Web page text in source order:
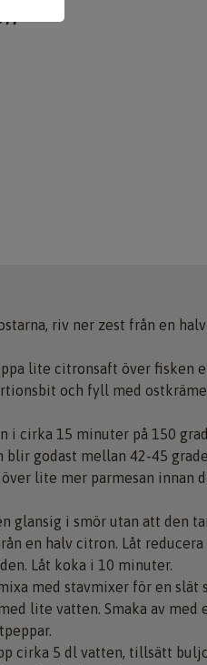
riv ner zest från en
lite citronsaft över fisken
och fyll med
i cirka 15 minuter på 150
blir godast mellan 42-45
lite mer parmesan innan
glansig i smör utan att den
en halv citron. Låt
Låt koka i 10 minuter.
med stavmixer för en slät
lite vatten. Smaka av
cirka 5 dl vatten, tillsätt